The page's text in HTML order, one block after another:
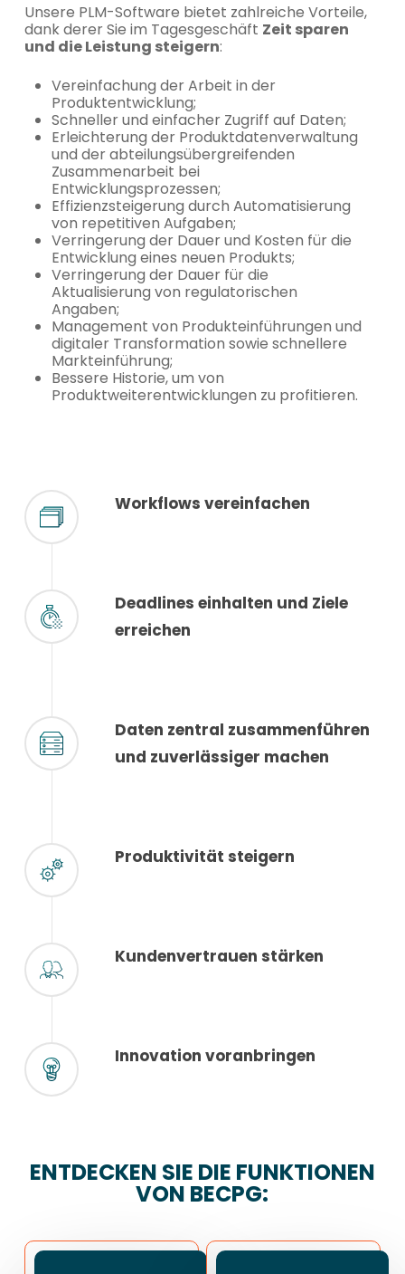
Unsere PLM-Software bietet zahlreiche Vorteile,
dank derer Sie im Tagesgeschäft Zeit sparen
und die Leistung steigern:
Vereinfachung der Arbeit in der
Produktentwicklung;
Schneller und einfacher Zugriff auf Daten;
Erleichterung der Produktdatenverwaltung
und der abteilungsübergreifenden
Zusammenarbeit bei
Entwicklungsprozessen;
Effizienzsteigerung durch Automatisierung
von repetitiven Aufgaben;
Verringerung der Dauer und Kosten für die
Entwicklung eines neuen Produkts;
Verringerung der Dauer für die
Aktualisierung von regulatorischen
Angaben;
Management von Produkteinführungen und
digitaler Transformation sowie schnellere
Markteinführung;
Bessere Historie, um von
Produktweiterentwicklungen zu profitieren.
Workflows vereinfachen
Deadlines einhalten und Ziele
erreichen
Daten zentral zusammenführen
und zuverlässiger machen
Produktivität steigern
Kundenvertrauen stärken
Innovation voranbringen
ENTDECKEN SIE DIE FUNKTIONEN
VON BECPG: